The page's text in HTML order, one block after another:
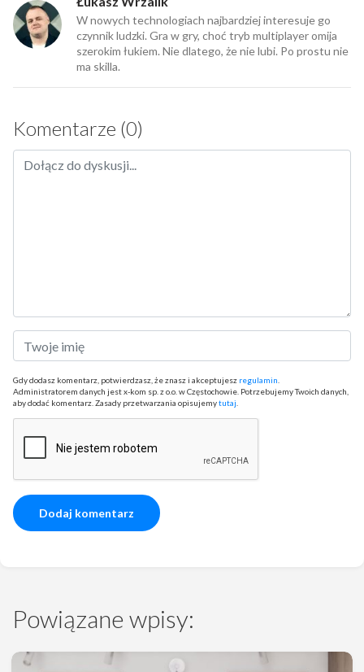
W nowych technologiach najbardziej interesuje go
czynnik ludzki. Gra w gry, choć tryb multiplayer omija
szerokim łukiem. Nie dlatego, że nie lubi. Po prostu nie
ma skilla.
Komentarze (0)
Gdy dodasz komentarz, potwierdzasz, że znasz i akceptujesz regulamin.
Administratorem danych jest x-kom sp. z o.o. w Częstochowie. Potrzebujemy Twoich danych,
aby dodać komentarz. Zasady przetwarzania opisujemytutaj.
Powiązane wpisy: